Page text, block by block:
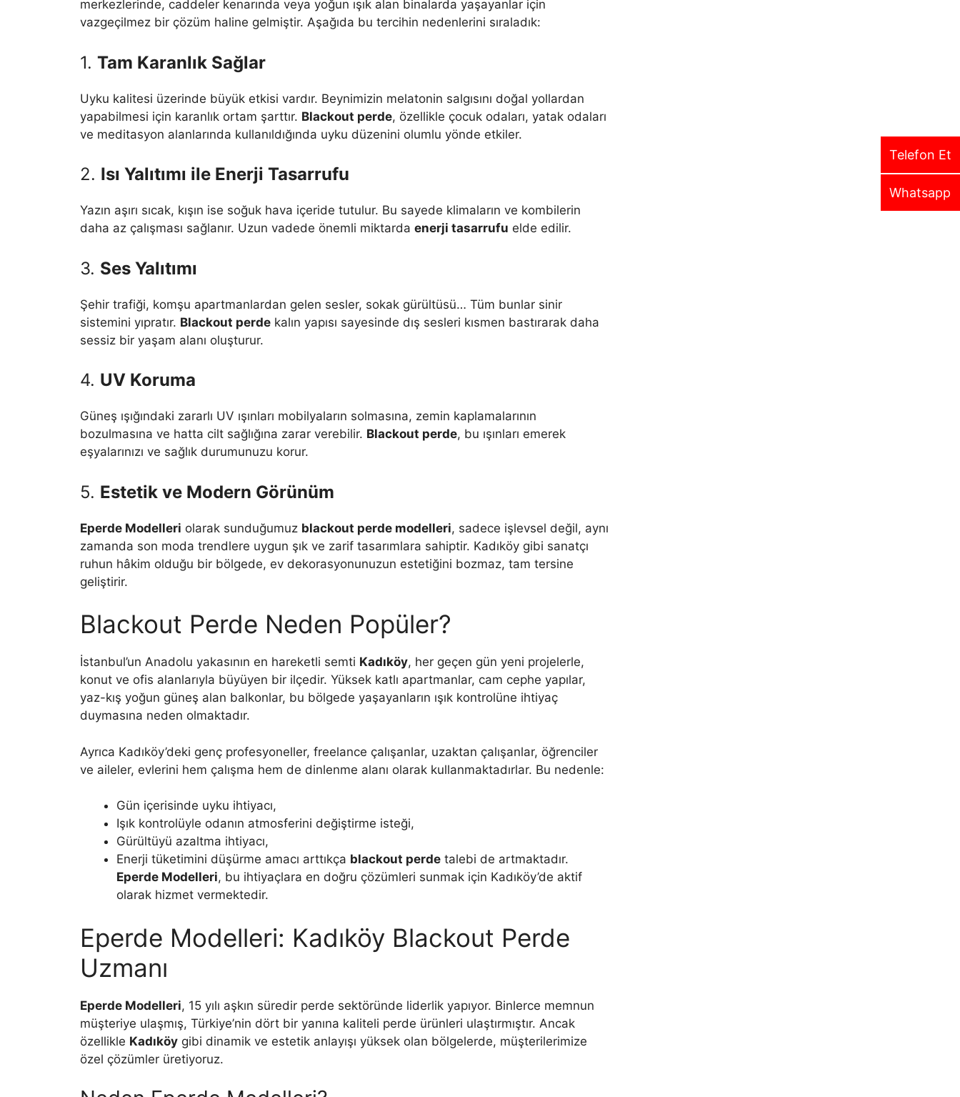
Telefon Et
Whatsapp
merkezlerinde, caddeler kenarında veya yoğun ışık alan binalarda yaşayanlar için
vazgeçilmez bir çözüm haline gelmiştir. Aşağıda bu tercihin nedenlerini sıraladık:
1. Tam Karanlık Sağlar
Uyku kalitesi üzerinde büyük etkisi vardır. Beynimizin melatonin salgısını doğal yollardan
yapabilmesi için karanlık ortam şarttır. Blackout perde, özellikle çocuk odaları, yatak odaları
ve meditasyon alanlarında kullanıldığında uyku düzenini olumlu yönde etkiler.
2. Isı Yalıtımı ile Enerji Tasarrufu
Yazın aşırı sıcak, kışın ise soğuk hava içeride tutulur. Bu sayede klimaların ve kombilerin
daha az çalışması sağlanır. Uzun vadede önemli miktarda enerji tasarrufu elde edilir.
3. Ses Yalıtımı
Şehir trafiği, komşu apartmanlardan gelen sesler, sokak gürültüsü… Tüm bunlar sinir
sistemini yıpratır. Blackout perde kalın yapısı sayesinde dış sesleri kısmen bastırarak daha
sessiz bir yaşam alanı oluşturur.
4. UV Koruma
Güneş ışığındaki zararlı UV ışınları mobilyaların solmasına, zemin kaplamalarının
bozulmasına ve hatta cilt sağlığına zarar verebilir. Blackout perde, bu ışınları emerek
eşyalarınızı ve sağlık durumunuzu korur.
5. Estetik ve Modern Görünüm
Eperde Modelleri olarak sunduğumuz blackout perde modelleri, sadece işlevsel değil, aynı
zamanda son moda trendlere uygun şık ve zarif tasarımlara sahiptir. Kadıköy gibi sanatçı
ruhun hâkim olduğu bir bölgede, ev dekorasyonunuzun estetiğini bozmaz, tam tersine
geliştirir.
Blackout Perde Neden Popüler?
İstanbul’un Anadolu yakasının en hareketli semti Kadıköy, her geçen gün yeni projelerle,
konut ve ofis alanlarıyla büyüyen bir ilçedir. Yüksek katlı apartmanlar, cam cephe yapılar,
yaz-kış yoğun güneş alan balkonlar, bu bölgede yaşayanların ışık kontrolüne ihtiyaç
duymasına neden olmaktadır.
Ayrıca Kadıköy’deki genç profesyoneller, freelance çalışanlar, uzaktan çalışanlar, öğrenciler
ve aileler, evlerini hem çalışma hem de dinlenme alanı olarak kullanmaktadırlar. Bu nedenle:
Gün içerisinde uyku ihtiyacı,
Işık kontrolüyle odanın atmosferini değiştirme isteği,
Gürültüyü azaltma ihtiyacı,
Enerji tüketimini düşürme amacı arttıkça blackout perde talebi de artmaktadır.
Eperde Modelleri, bu ihtiyaçlara en doğru çözümleri sunmak için Kadıköy’de aktif
olarak hizmet vermektedir.
Eperde Modelleri: Kadıköy Blackout Perde
Uzmanı
Eperde Modelleri, 15 yılı aşkın süredir perde sektöründe liderlik yapıyor. Binlerce memnun
müşteriye ulaşmış, Türkiye’nin dört bir yanına kaliteli perde ürünleri ulaştırmıştır. Ancak
özellikle Kadıköy gibi dinamik ve estetik anlayışı yüksek olan bölgelerde, müşterilerimize
özel çözümler üretiyoruz.